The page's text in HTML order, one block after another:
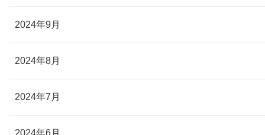
2024年9月
2024年8月
2024年7月
2024年6月